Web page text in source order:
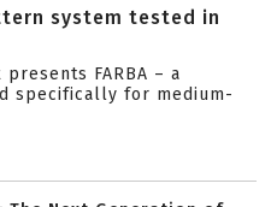
system tested in
FARBA – a
specifically for medium-